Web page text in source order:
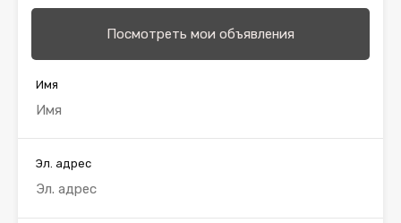
Посмотреть мои объявления
Имя
Эл. адрес